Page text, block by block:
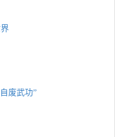
废武功”